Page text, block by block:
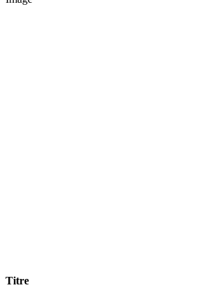
Titre